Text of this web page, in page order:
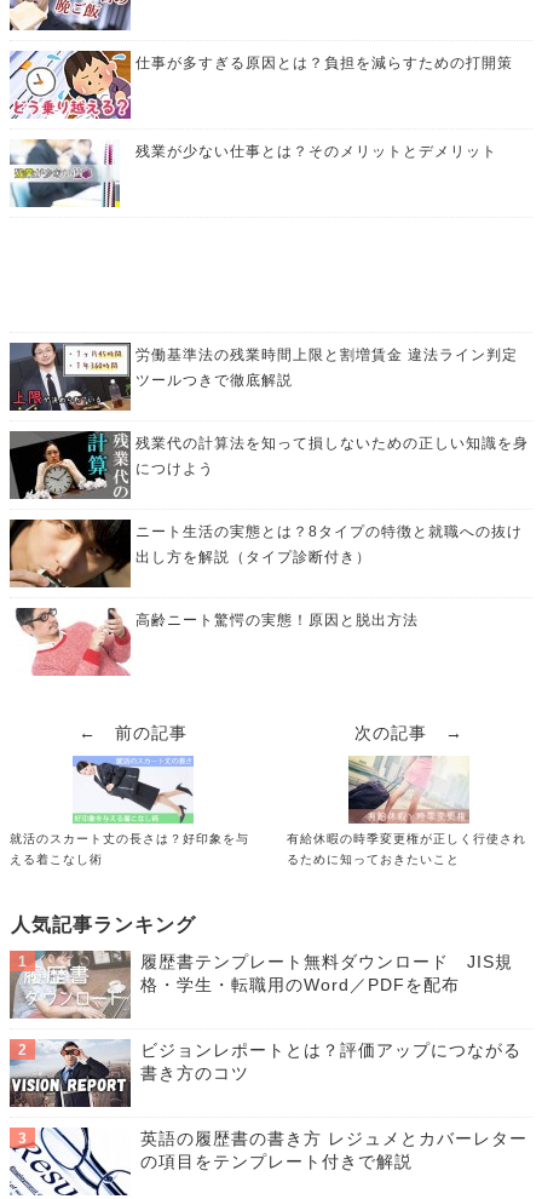
仕事が多すぎる原因とは？負担を減らすための打開策
残業が少ない仕事とは？そのメリットとデメリット
労働基準法の残業時間上限と割増賃金 違法ライン判定
ツールつきで徹底解説
残業代の計算法を知って損しないための正しい知識を身
につけよう
ニート生活の実態とは？8タイプの特徴と就職への抜け
出し方を解説（タイプ診断付き）
高齢ニート驚愕の実態！原因と脱出方法
← 前の記事
就活のスカート丈の長さは？好印象を与
える着こなし術
次の記事 →
有給休暇の時季変更権が正しく行使され
るために知っておきたいこと
人気記事ランキング
履歴書テンプレート無料ダウンロード JIS規
格・学生・転職用のWord／PDFを配布
ビジョンレポートとは？評価アップにつながる
書き方のコツ
英語の履歴書の書き方 レジュメとカバーレター
の項目をテンプレート付きで解説